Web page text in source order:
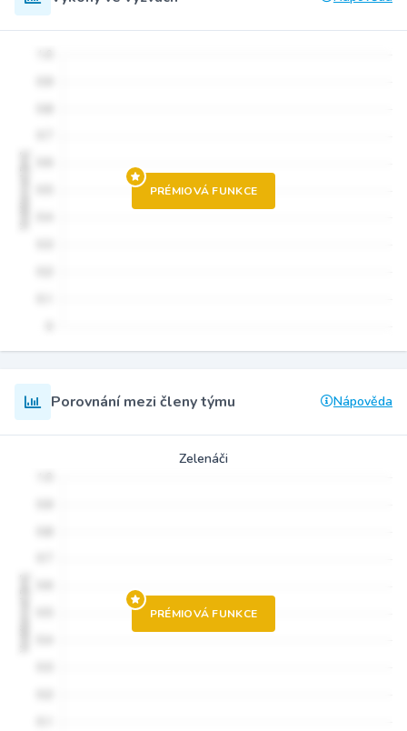
PRÉMIOVÁ FUNKCE
Porovnání mezi členy týmu Nápověda
Zelenáči
PRÉMIOVÁ FUNKCE